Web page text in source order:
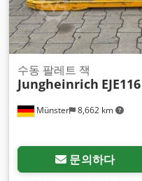
Münster 8,662 km
수동 팔레트 잭
Jungheinrich EJE116
문의하다